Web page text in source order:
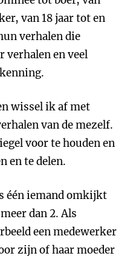
van 18 jaar tot en
verhalen die
verhalen en veel
wissel ik af met
van de mezelf.
voor te houden en
en te delen.
één iemand omkijkt
dan 2. Als
een medewerker
zijn of haar moeder